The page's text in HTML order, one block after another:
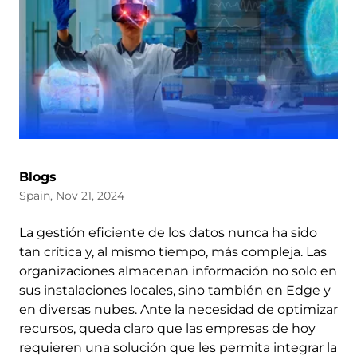
Blogs
Spain, Nov 21, 2024
La gestión eficiente de los datos nunca ha sido
tan crítica y, al mismo tiempo, más compleja. Las
organizaciones almacenan información no solo en
sus instalaciones locales, sino también en Edge y
en diversas nubes. Ante la necesidad de optimizar
recursos, queda claro que las empresas de hoy
requieren una solución que les permita integrar la